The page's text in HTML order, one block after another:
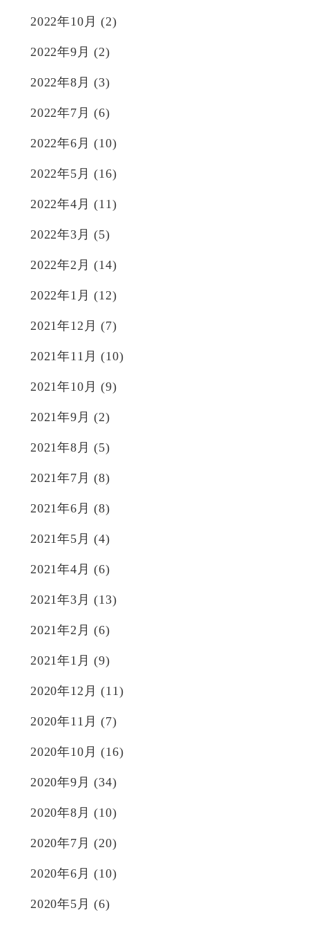
2022年10月 (2)
2022年9月 (2)
2022年8月 (3)
2022年7月 (6)
2022年6月 (10)
2022年5月 (16)
2022年4月 (11)
2022年3月 (5)
2022年2月 (14)
2022年1月 (12)
2021年12月 (7)
2021年11月 (10)
2021年10月 (9)
2021年9月 (2)
2021年8月 (5)
2021年7月 (8)
2021年6月 (8)
2021年5月 (4)
2021年4月 (6)
2021年3月 (13)
2021年2月 (6)
2021年1月 (9)
2020年12月 (11)
2020年11月 (7)
2020年10月 (16)
2020年9月 (34)
2020年8月 (10)
2020年7月 (20)
2020年6月 (10)
2020年5月 (6)